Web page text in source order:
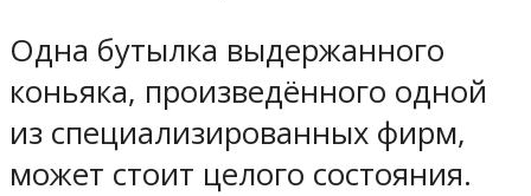
Одна бутылка выдержанного
коньяка, произведённого одной
из специализированных фирм,
может стоит целого состояния.